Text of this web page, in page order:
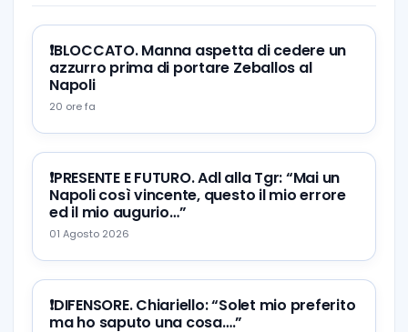
❗️BLOCCATO. Manna aspetta di cedere un
azzurro prima di portare Zeballos al
Napoli
20 ore fa
❗️PRESENTE E FUTURO. Adl alla Tgr: “Mai un
Napoli così vincente, questo il mio errore
ed il mio augurio…”
01 Agosto 2026
❗️DIFENSORE. Chiariello: “Solet mio preferito
ma ho saputo una cosa….”